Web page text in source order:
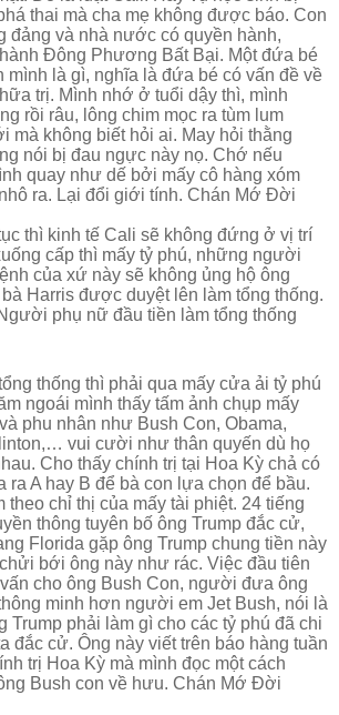
thai mà cha mẹ không được báo. Con
đảng và nhà nước có quyền hành,
Đông Phương Bất Bại. Một đứa bé
mình là gì, nghĩa là đứa bé có vấn đề về
trị. Mình nhớ ở tuổi dậy thì, mình
rồi râu, lông chim mọc ra tùm lum
mà không biết hỏi ai. May hỏi thằng
nói bị đau ngực này nọ. Chớ nếu
quay như dế bởi mấy cô hàng xóm
ra. Lại đổi giới tính. Chán Mớ Đời
thì kinh tế Cali sẽ không đứng ở vị trí
cấp thì mấy tỷ phú, những người
của xứ này sẽ không ủng hộ ông
Harris được duyệt lên làm tổng thống.
phụ nữ đầu tiền làm tổng thống
thống thì phải qua mấy cửa ải tỷ phú
ngoái mình thấy tấm ảnh chụp mấy
phu nhân như Bush Con, Obama,
vui cười như thân quyến dù họ
Cho thấy chính trị tại Hoa Kỳ chả có
ra A hay B để bà con lựa chọn để bầu.
theo chỉ thị của mấy tài phiệt. 24 tiếng
thông tuyên bố ông Trump đắc cử,
Florida gặp ông Trump chung tiền này
bới ông này như rác. Việc đầu tiên
cho ông Bush Con, người đưa ông
minh hơn người em Jet Bush, nói là
Trump phải làm gì cho các tỷ phú đã chi
đắc cử. Ông này viết trên báo hàng tuần
trị Hoa Kỳ mà mình đọc một cách
Bush con về hưu. Chán Mớ Đời